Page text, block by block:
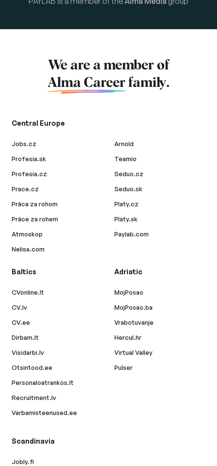
We are a member of
Alma Career family.
Central Europe
Jobs.cz
Profesia.sk
Profesia.cz
Prace.cz
Práca za rohom
Práce za rohem
Atmoskop
Nelisa.com
Arnold
Teamio
Seduo.cz
Seduo.sk
Platy.cz
Platy.sk
Paylab.com
Baltics
CVonline.lt
CV.lv
CV.ee
Dirbam.lt
Visidarbi.lv
Otsintood.ee
Personaloatrankos.lt
Recruitment.lv
Varbamisteenused.ee
Adriatic
MojPosao
MojPosao.ba
Vrabotuvanje
Hercul.hr
Virtual Valley
Pulser
Scandinavia
Jobly.fi